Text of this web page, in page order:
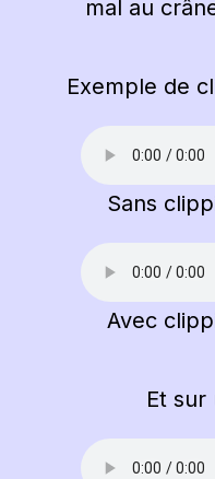
mal au
Exemple de
Sans
Avec
Et sur